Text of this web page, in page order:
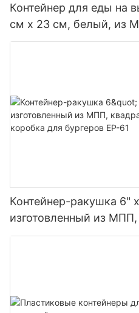
Контейнер для еды на
см x 23 см, белый, из
крышкой, 1 отделение.
Контейнер-ракушка 6"
изготовленный из
откидной крышкой,